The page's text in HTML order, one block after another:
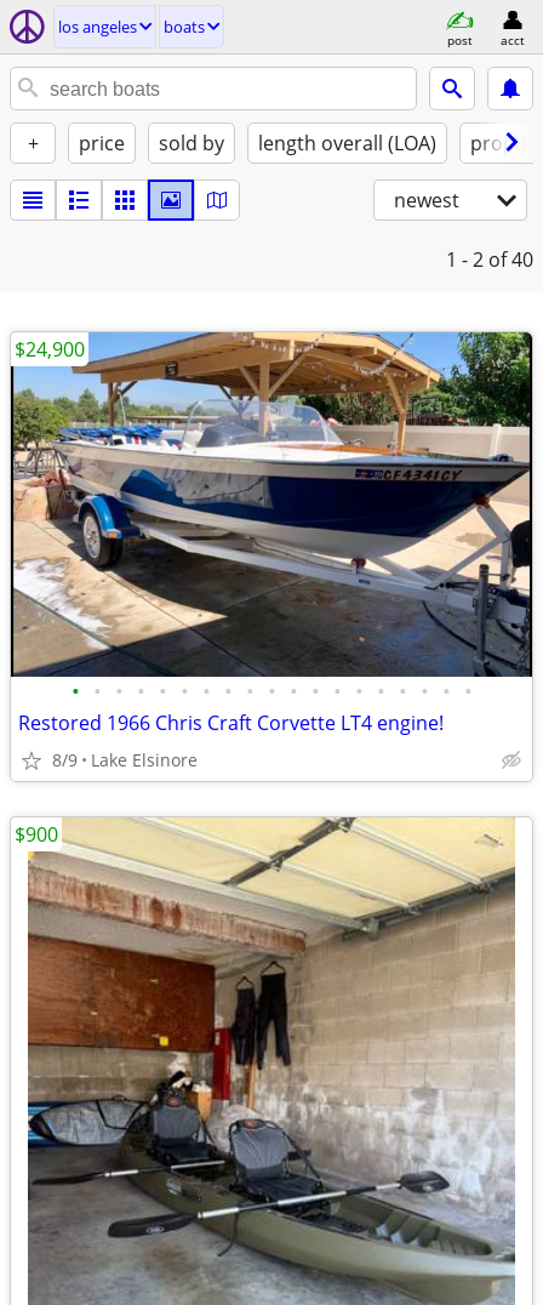
los angeles boats
post acct
+ price sold by length overall (LOA)
newest
1 - 2 of 40
• • • • • • • • • • • • • • • • • • •
Restored 1966 Chris Craft Corvette LT4 engine!
8/9 Lake Elsinore
$24,900
$900